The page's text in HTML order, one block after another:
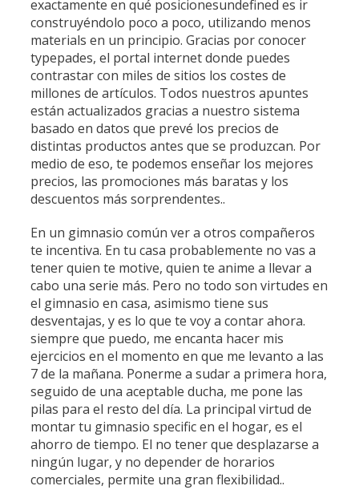
exactamente en qué posicionesundefined es ir
construyéndolo poco a poco, utilizando menos
materials en un principio. Gracias por conocer
typepades, el portal internet donde puedes
contrastar con miles de sitios los costes de
millones de artículos. Todos nuestros apuntes
están actualizados gracias a nuestro sistema
basado en datos que prevé los precios de
distintas productos antes que se produzcan. Por
medio de eso, te podemos enseñar los mejores
precios, las promociones más baratas y los
descuentos más sorprendentes..
En un gimnasio común ver a otros compañeros
te incentiva. En tu casa probablemente no vas a
tener quien te motive, quien te anime a llevar a
cabo una serie más. Pero no todo son virtudes en
el gimnasio en casa, asimismo tiene sus
desventajas, y es lo que te voy a contar ahora.
siempre que puedo, me encanta hacer mis
ejercicios en el momento en que me levanto a las
7 de la mañana. Ponerme a sudar a primera hora,
seguido de una aceptable ducha, me pone las
pilas para el resto del día. ​La principal virtud de
montar tu gimnasio specific en el hogar, es el
ahorro de tiempo. El no tener que desplazarse a
ningún lugar, y no depender de horarios
comerciales, permite una gran flexibilidad..